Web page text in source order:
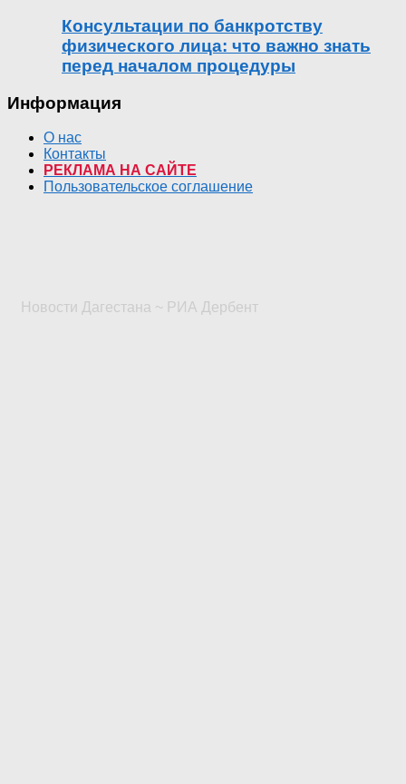
Консультации по банкротству
физического лица: что важно знать
перед началом процедуры
Информация
О нас
Контакты
РЕКЛАМА НА САЙТЕ
Пользовательское соглашение
Новости Дагестана ~ РИА Дербент